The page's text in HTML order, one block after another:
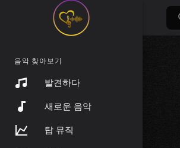
음악 찾아보기
발견하다
새로운 음악
탑 뮤직